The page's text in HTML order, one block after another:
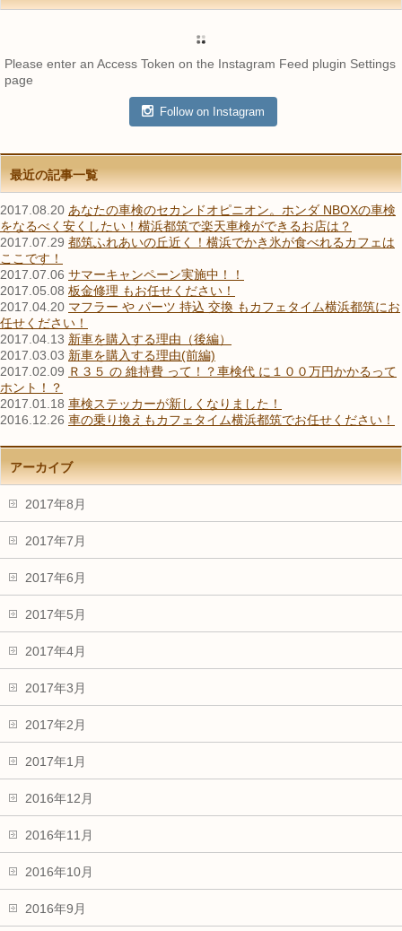
Please enter an Access Token on the Instagram Feed plugin Settings
page
Follow on Instagram
最近の記事一覧
2017.08.20 あなたの車検のセカンドオピニオン。ホンダ NBOXの車検
をなるべく安くしたい！横浜都筑で楽天車検ができるお店は？
2017.07.29 都筑ふれあいの丘近く！横浜でかき氷が食べれるカフェは
ここです！
2017.07.06 サマーキャンペーン実施中！！
2017.05.08 板金修理 もお任せください！
2017.04.20 マフラー や パーツ 持込 交換 もカフェタイム横浜都筑にお
任せください！
2017.04.13 新車を購入する理由（後編）
2017.03.03 新車を購入する理由(前編)
2017.02.09 Ｒ３５ の 維持費 って！？車検代 に１００万円かかるって
ホント！？
2017.01.18 車検ステッカーが新しくなりました！
2016.12.26 車の乗り換えもカフェタイム横浜都筑でお任せください！
アーカイブ
2017年8月
2017年7月
2017年6月
2017年5月
2017年4月
2017年3月
2017年2月
2017年1月
2016年12月
2016年11月
2016年10月
2016年9月